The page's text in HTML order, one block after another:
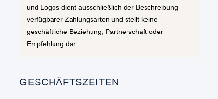
und Logos dient ausschließlich der Beschreibung
verfügbarer Zahlungsarten und stellt keine
geschäftliche Beziehung, Partnerschaft oder
Empfehlung dar.
GESCHÄFTSZEITEN